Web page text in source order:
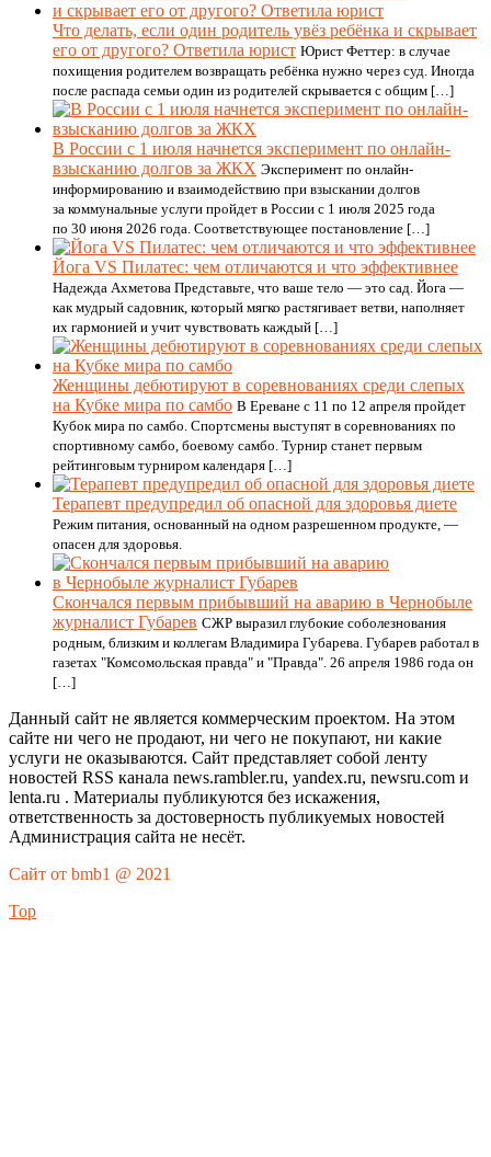
Что делать, если один родитель увёз ребёнка и скрывает
его от другого? Ответила юрист Юрист Феттер: в случае
похищения родителем возвращать ребёнка нужно через суд. Иногда
после распада семьи один из родителей скрывается с общим […]
В России с 1 июля начнется эксперимент по онлайн-
взысканию долгов за ЖКХ Эксперимент по онлайн-
информированию и взаимодействию при взыскании долгов
за коммунальные услуги пройдет в России с 1 июля 2025 года
по 30 июня 2026 года. Соответствующее постановление […]
Йога VS Пилатес: чем отличаются и что эффективнее
Надежда Ахметова Представьте, что ваше тело — это сад. Йога —
как мудрый садовник, который мягко растягивает ветви, наполняет
их гармонией и учит чувствовать каждый […]
Женщины дебютируют в соревнованиях среди слепых
на Кубке мира по самбо В Ереване с 11 по 12 апреля пройдет
Кубок мира по самбо. Спортсмены выступят в соревнованиях по
спортивному самбо, боевому самбо. Турнир станет первым
рейтинговым турниром календаря […]
Терапевт предупредил об опасной для здоровья диете
Режим питания, основанный на одном разрешенном продукте, —
опасен для здоровья.
Скончался первым прибывший на аварию в Чернобыле
журналист Губарев СЖР выразил глубокие соболезнования
родным, близким и коллегам Владимира Губарева. Губарев работал в
газетах "Комсомольская правда" и "Правда". 26 апреля 1986 года он
[…]
Данный сайт не является коммерческим проектом. На этом
сайте ни чего не продают, ни чего не покупают, ни какие
услуги не оказываются. Сайт представляет собой ленту
новостей RSS канала news.rambler.ru, yandex.ru, newsru.com и
lenta.ru . Материалы публикуются без искажения,
ответственность за достоверность публикуемых новостей
Администрация сайта не несёт.
Сайт от bmb1 @ 2021
Top